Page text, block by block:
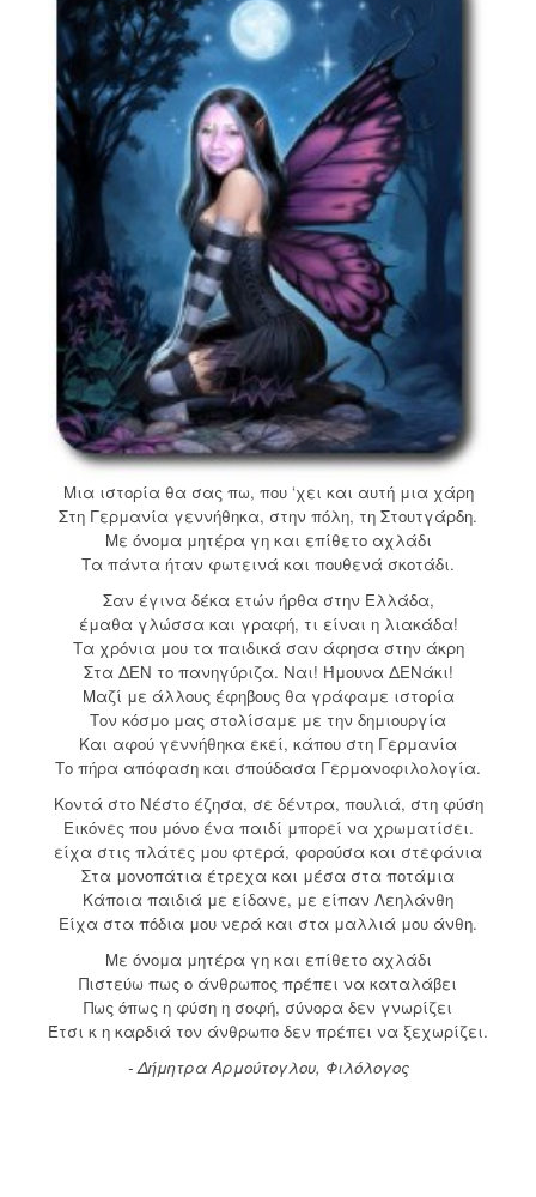
Μια ιστορία θα σας πω, που ‘χει και αυτή μια χάρη
Στη Γερμανία γεννήθηκα, στην πόλη, τη Στουτγάρδη.
Με όνομα μητέρα γη και επίθετο αχλάδι
Τα πάντα ήταν φωτεινά και πουθενά σκοτάδι.
Σαν έγινα δέκα ετών ήρθα στην Ελλάδα,
έμαθα γλώσσα και γραφή, τι είναι η λιακάδα!
Τα χρόνια μου τα παιδικά σαν άφησα στην άκρη
Στα ΔΕΝ το πανηγύριζα. Ναι! Ήμουνα ΔΕΝάκι!
Μαζί με άλλους έφηβους θα γράφαμε ιστορία
Τον κόσμο μας στολίσαμε με την δημιουργία
Και αφού γεννήθηκα εκεί, κάπου στη Γερμανία
Το πήρα απόφαση και σπούδασα Γερμανοφιλολογία.
Κοντά στο Νέστο έζησα, σε δέντρα, πουλιά, στη φύση
Εικόνες που μόνο ένα παιδί μπορεί να χρωματίσει.
είχα στις πλάτες μου φτερά, φορούσα και στεφάνια
Στα μονοπάτια έτρεχα και μέσα στα ποτάμια
Κάποια παιδιά με είδανε, με είπαν Λεηλάνθη
Είχα στα πόδια μου νερά και στα μαλλιά μου άνθη.
Με όνομα μητέρα γη και επίθετο αχλάδι
Πιστεύω πως ο άνθρωπος πρέπει να καταλάβει
Πως όπως η φύση η σοφή, σύνορα δεν γνωρίζει
Έτσι κ η καρδιά τον άνθρωπο δεν πρέπει να ξεχωρίζει.
- Δήμητρα Αρμούτογλου, Φιλόλογος